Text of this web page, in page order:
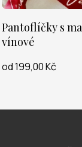
Pantoflíčky s
vínové
od 199,00 Kč